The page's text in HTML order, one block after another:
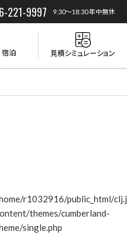
221-9997 9:30～18:30 年中無休
宿泊 見積シミュレーション
r1032916/public_html/
themes/cumberland-
single.php